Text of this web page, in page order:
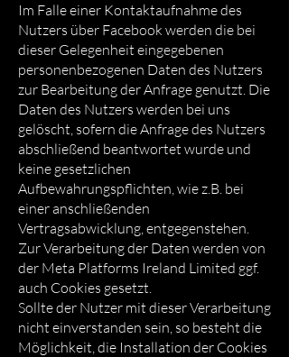
Im Falle einer Kontaktaufnahme des
Nutzers über Facebook werden die bei
dieser Gelegenheit eingegebenen
personenbezogenen Daten des Nutzers
zur Bearbeitung der Anfrage genutzt. Die
Daten des Nutzers werden bei uns
gelöscht, sofern die Anfrage des Nutzers
abschließend beantwortet wurde und
keine gesetzlichen
Aufbewahrungspflichten, wie z.B. bei
einer anschließenden
Vertragsabwicklung, entgegenstehen.
Zur Verarbeitung der Daten werden von
der Meta Platforms Ireland Limited ggf.
auch Cookies gesetzt.
Sollte der Nutzer mit dieser Verarbeitung
nicht einverstanden sein, so besteht die
Möglichkeit, die Installation der Cookies